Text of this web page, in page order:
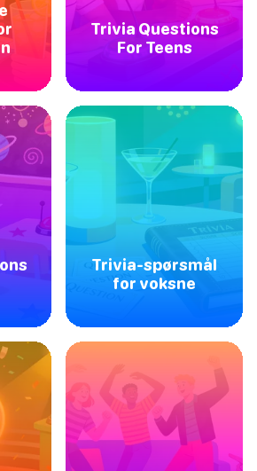
Trivia Questions
For Teens
Trivia-spørsmål
for voksne